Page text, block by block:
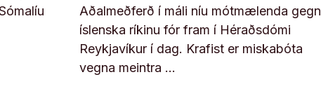
Aðalmeðferð í máli níu mótmælenda gegn
íslenska ríkinu fór fram í Héraðsdómi
Reykjavíkur í dag. Krafist er miskabóta
vegna meintra …